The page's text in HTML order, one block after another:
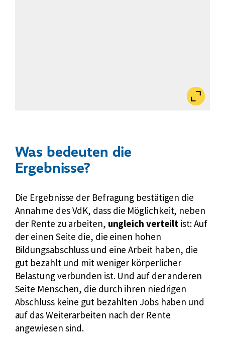
Bild
vergrößert
Was bedeuten die
Ergebnisse?
Die Ergebnisse der Befragung bestätigen die
Annahme des VdK, dass die Möglichkeit, neben
der Rente zu arbeiten, ungleich verteilt ist: Auf
der einen Seite die, die einen hohen
Bildungsabschluss und eine Arbeit haben, die
gut bezahlt und mit weniger körperlicher
Belastung verbunden ist. Und auf der anderen
Seite Menschen, die durch ihren niedrigen
Abschluss keine gut bezahlten Jobs haben und
auf das Weiterarbeiten nach der Rente
angewiesen sind.